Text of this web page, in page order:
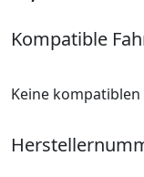
Kompatible
Keine